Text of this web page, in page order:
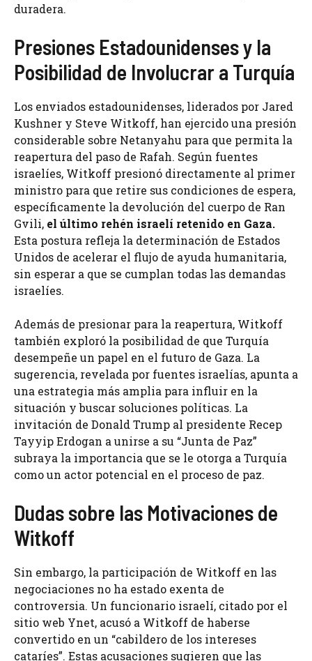
duradera.
Presiones Estadounidenses y la
Posibilidad de Involucrar a Turquía
Los enviados estadounidenses, liderados por Jared
Kushner y Steve Witkoff, han ejercido una presión
considerable sobre Netanyahu para que permita la
reapertura del paso de Rafah. Según fuentes
israelíes, Witkoff presionó directamente al primer
ministro para que retire sus condiciones de espera,
específicamente la devolución del cuerpo de Ran
Gvili, el último rehén israelí retenido en Gaza.
Esta postura refleja la determinación de Estados
Unidos de acelerar el flujo de ayuda humanitaria,
sin esperar a que se cumplan todas las demandas
israelíes.
Además de presionar para la reapertura, Witkoff
también exploró la posibilidad de que Turquía
desempeñe un papel en el futuro de Gaza. La
sugerencia, revelada por fuentes israelías, apunta a
una estrategia más amplia para influir en la
situación y buscar soluciones políticas. La
invitación de Donald Trump al presidente Recep
Tayyip Erdogan a unirse a su “Junta de Paz”
subraya la importancia que se le otorga a Turquía
como un actor potencial en el proceso de paz.
Dudas sobre las Motivaciones de
Witkoff
Sin embargo, la participación de Witkoff en las
negociaciones no ha estado exenta de
controversia. Un funcionario israelí, citado por el
sitio web Ynet, acusó a Witkoff de haberse
convertido en un “cabildero de los intereses
cataríes”. Estas acusaciones sugieren que las